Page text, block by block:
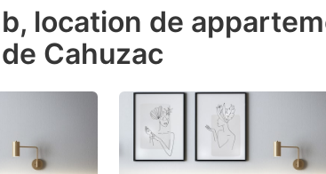
location de
Cahuzac